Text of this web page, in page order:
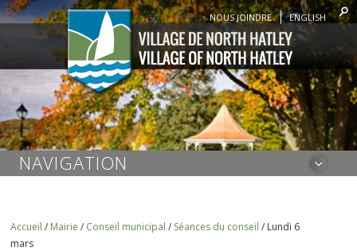
NOUS JOINDRE ENGLISH
NAVIGATION
Accueil / Mairie / Conseil municipal / Séances du conseil / Lundi 6
mars